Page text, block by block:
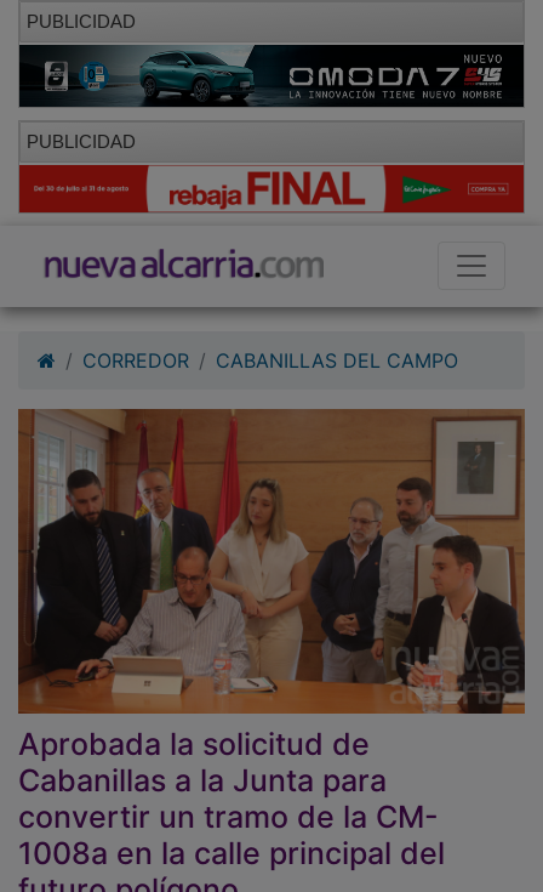
PUBLICIDAD
PUBLICIDAD
Aprobada la solicitud de
Cabanillas a la Junta para
convertir un tramo de la CM-
1008a en la calle principal del
futuro polígono